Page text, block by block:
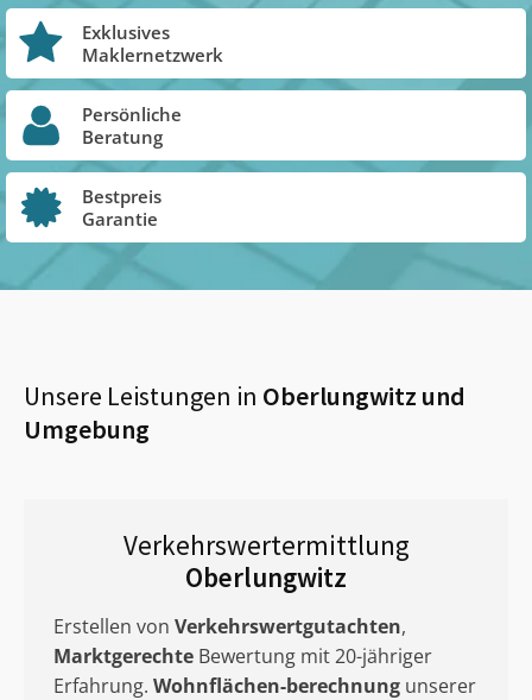
Exklusives
Maklernetzwerk
Persönliche
Beratung
Bestpreis
Garantie
Unsere Leistungen in Oberlungwitz und
Umgebung
Verkehrswertermittlung
Oberlungwitz
Erstellen von Verkehrswertgutachten,
Marktgerechte Bewertung mit 20-jähriger
Erfahrung. Wohnflächen-berechnung unserer